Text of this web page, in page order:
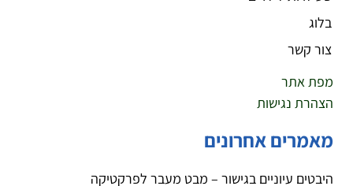
בלוג
צור קשר
מפת אתר
הצהרת נגישות
מאמרים אחרונים
היבטים עיוניים בגישור – מבט מעבר לפרקטיקה